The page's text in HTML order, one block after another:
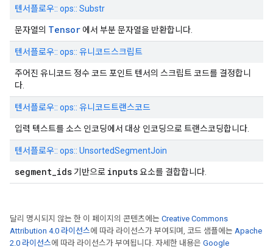
텐서플로우:: ops:: Substr
문자열의 Tensor 에서 부분 문자열을 반환합니다.
텐서플로우:: ops:: 유니코드스크립트
주어진 유니코드 정수 코드 포인트 텐서의 스크립트 코드를 결정합니
다.
텐서플로우:: ops:: 유니코드트랜스코드
입력 텍스트를 소스 인코딩에서 대상 인코딩으로 트랜스코딩합니다.
텐서플로우:: ops:: UnsortedSegmentJoin
segment_ids 기반으로 inputs요소를 결합합니다.
달리 명시되지 않는 한 이 페이지의 콘텐츠에는 Creative Commons
Attribution 4.0 라이선스에 따라 라이선스가 부여되며, 코드 샘플에는 Apache
2.0 라이선스에 따라 라이선스가 부여됩니다. 자세한 내용은 Google